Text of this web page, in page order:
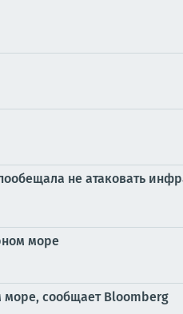
не атаковать
море
море, сообщает Bloomberg